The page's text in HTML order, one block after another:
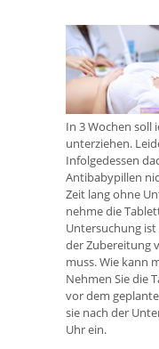
In 3 Wochen soll
unterziehen.
Infolgedessen
Antibabypillen
Zeit lang ohne
nehme die
Untersuchung
der Zubereitung
muss. Wie kann
Nehmen Sie die
vor dem
sie nach der
Uhr ein.